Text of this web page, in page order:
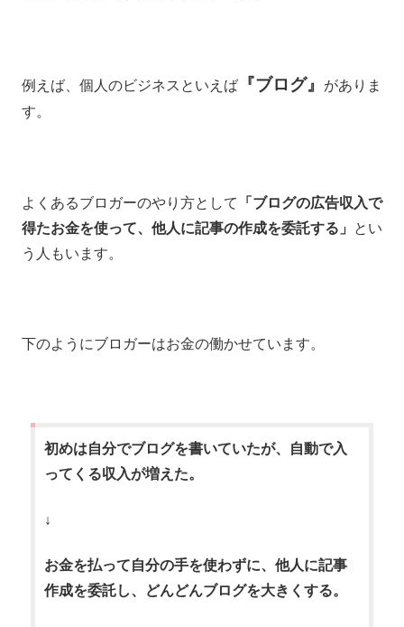
例えば、個人のビジネスといえば 『ブログ』
がありま
す。
よくあるブロガーのやり方として
「ブログの広告収入で
得たお金を使って、他人に記事の作成を委託する」
とい
う人もいます。
下のようにブロガーはお金の働かせています。
初めは自分でブログを書いていたが、自動で入
ってくる収入が増えた。
↓
お金を払って自分の手を使わずに、他人に記事
作成を委託し、どんどんブログを大きくする。